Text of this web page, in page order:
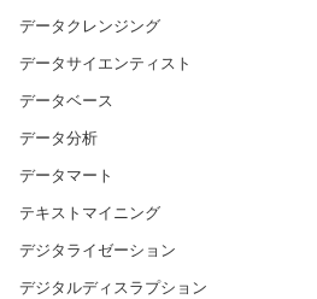
データクレンジング
データサイエンティスト
データベース
データ分析
データマート
テキストマイニング
デジタライゼーション
デジタルディスラプション